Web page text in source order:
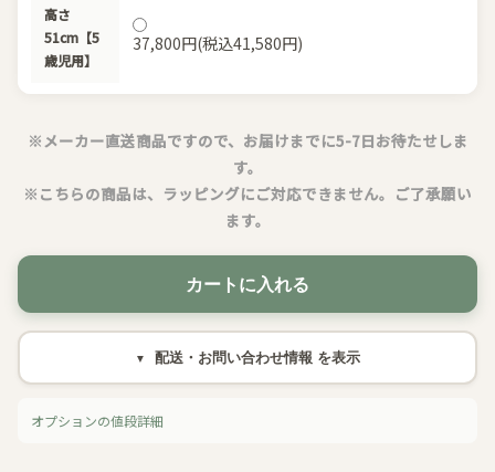
高さ
51cm【5
歳児用】
37,800円(税込41,580円)
※メーカー直送商品ですので、お届けまでに5-7日お待たせしま
す。
※こちらの商品は、ラッピングにご対応できません。ご了承願い
ます。
カートに入れる
配送・お問い合わせ情報
オプションの値段詳細